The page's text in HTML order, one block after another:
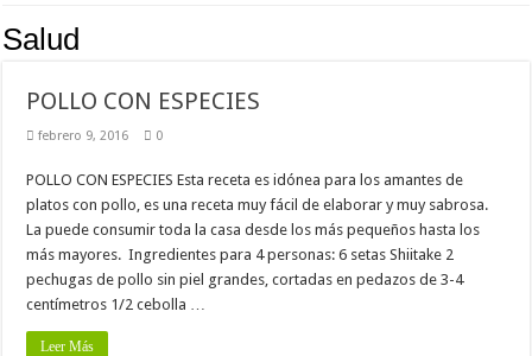
Salud
POLLO CON ESPECIES
febrero 9, 2016 0
POLLO CON ESPECIES Esta receta es idónea para los amantes de
platos con pollo, es una receta muy fácil de elaborar y muy sabrosa.
La puede consumir toda la casa desde los más pequeños hasta los
más mayores. Ingredientes para 4 personas: 6 setas Shiitake 2
pechugas de pollo sin piel grandes, cortadas en pedazos de 3-4
centímetros 1/2 cebolla …
Leer Más